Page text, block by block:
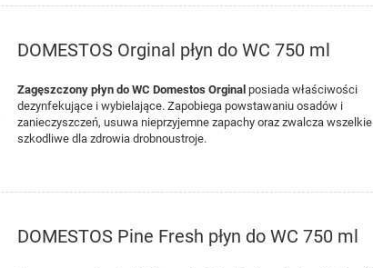
DOMESTOS Orginal płyn do WC 750 ml
Zagęszczony płyn do WC Domestos Orginal posiada właściwości
dezynfekujące i wybielające. Zapobiega powstawaniu osadów i
zanieczyszczeń, usuwa nieprzyjemne zapachy oraz zwalcza wszelkie
szkodliwe dla zdrowia drobnoustroje.
DOMESTOS Pine Fresh płyn do WC 750 ml